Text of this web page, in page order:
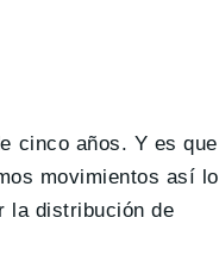
cinco años. Y es que
movimientos así lo
la distribución de